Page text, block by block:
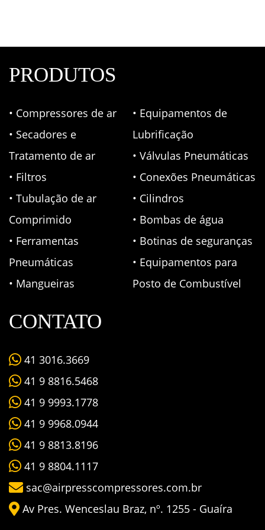
PRODUTOS
• Compressores de ar
• Secadores e
Tratamento de ar
• Filtros
• Tubulação de ar
Comprimido
• Ferramentas
Pneumáticas
• Mangueiras
• Equipamentos de
Lubrificação
• Válvulas Pneumáticas
• Conexões Pneumáticas
• Cilindros
• Bombas de água
• Botinas de seguranças
• Equipamentos para
Posto de Combustível
CONTATO
41 3016.3669
41 9 8816.5468
41 9 9993.1778
41 9 9968.0944
41 9 8813.8196
41 9 8804.1117
sac@airpresscompressores.com.br
Av Pres. Wenceslau Braz, nº. 1255 - Guaíra